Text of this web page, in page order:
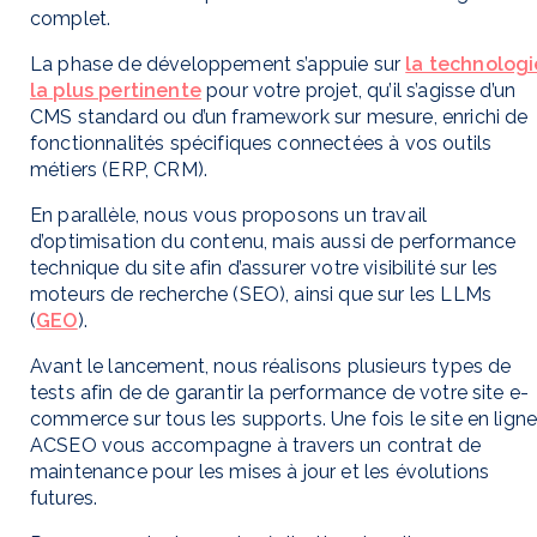
complet.
La phase de développement s’appuie sur la
la plus pertinentepour votre projet, qu’il s’agisse d’un
CMS standard ou d’un framework sur mesure, enrichi de
fonctionnalités spécifiques connectées à vos outils
métiers (ERP, CRM).
En parallèle, nous vous proposons un travail
d’optimisation du contenu, mais aussi de performance
technique du site afin d’assurer votre visibilité sur les
moteurs de recherche (SEO), ainsi que sur les LLMs
(GEO).
Avant le lancement, nous réalisons plusieurs types de
tests afin de de garantir la performance de votre site e-
commerce sur tous les supports. Une fois le site en
ACSEO vous accompagne à travers un contrat de
maintenance pour les mises à jour et les évolutions
futures.